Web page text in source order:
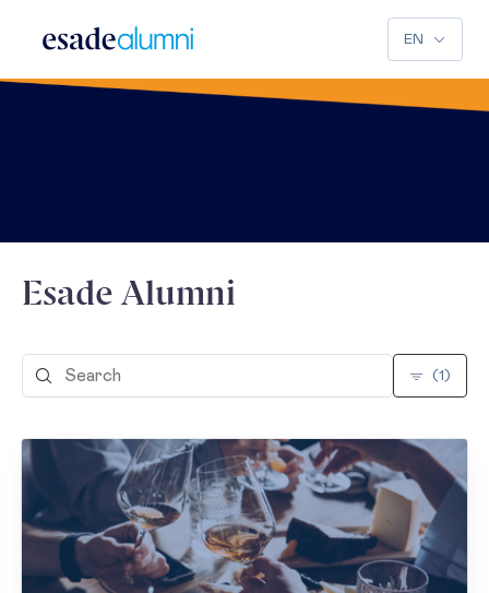
EN
Esade Alumni
(1)